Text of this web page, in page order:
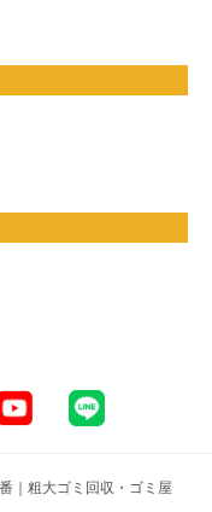
｜粗大ゴミ回収・ゴミ屋